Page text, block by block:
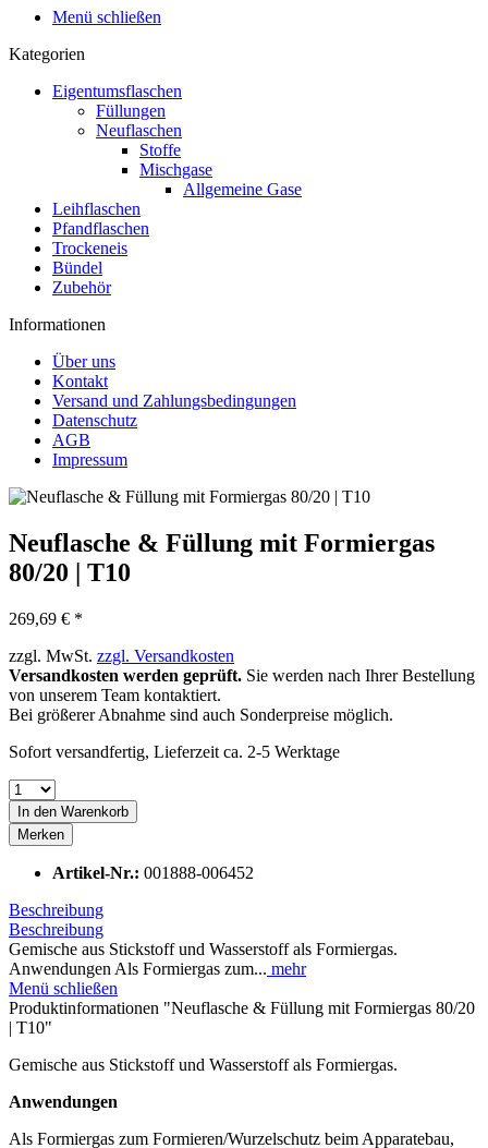
Menü schließen
Kategorien
Eigentumsflaschen
Füllungen
Neuflaschen
Stoffe
Mischgase
Allgemeine Gase
Leihflaschen
Pfandflaschen
Trockeneis
Bündel
Zubehör
Informationen
Über uns
Kontakt
Versand und Zahlungsbedingungen
Datenschutz
AGB
Impressum
Neuflasche & Füllung mit Formiergas
80/20 | T10
269,69 € *
zzgl. MwSt. zzgl. Versandkosten
Versandkosten werden geprüft. Sie werden nach Ihrer Bestellung
von unserem Team kontaktiert.
Bei größerer Abnahme sind auch Sonderpreise möglich.
Sofort versandfertig, Lieferzeit ca. 2-5 Werktage
In den Warenkorb
Merken
Artikel-Nr.: 001888-006452
Beschreibung
Beschreibung
Gemische aus Stickstoff und Wasserstoff als Formiergas.
Anwendungen Als Formiergas zum... mehr
Menü schließen
Produktinformationen "Neuflasche & Füllung mit Formiergas 80/20
| T10"
Gemische aus Stickstoff und Wasserstoff als Formiergas.
Anwendungen
Als Formiergas zum Formieren/Wurzelschutz beim Apparatebau,